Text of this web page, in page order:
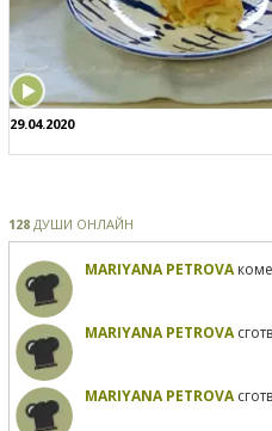
29.04.2020
128 ДУШИ ОНЛАЙН
MARIYANA PETROVA
MARIYANA PETROVA
MARIYANA PETROVA